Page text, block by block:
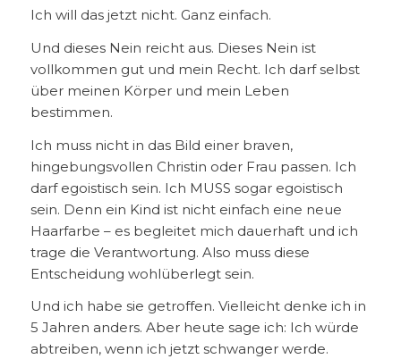
Ich will das jetzt nicht. Ganz einfach.
Und dieses Nein reicht aus. Dieses Nein ist
vollkommen gut und mein Recht. Ich darf selbst
über meinen Körper und mein Leben
bestimmen.
Ich muss nicht in das Bild einer braven,
hingebungsvollen Christin oder Frau passen. Ich
darf egoistisch sein. Ich MUSS sogar egoistisch
sein. Denn ein Kind ist nicht einfach eine neue
Haarfarbe – es begleitet mich dauerhaft und ich
trage die Verantwortung. Also muss diese
Entscheidung wohlüberlegt sein.
Und ich habe sie getroffen. Vielleicht denke ich in
5 Jahren anders. Aber heute sage ich: Ich würde
abtreiben, wenn ich jetzt schwanger werde.